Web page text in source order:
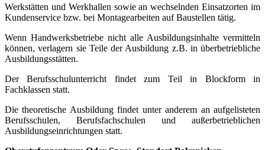
Werkstätten und Werkhallen sowie an wechselnden Einsatzorten im
Kundenservice bzw. bei Montagearbeiten auf Baustellen tätig.
Wenn Handwerksbetriebe nicht alle Ausbildungsinhalte vermitteln
können, verlagern sie Teile der Ausbildung z.B. in überbetriebliche
Ausbildungsstätten.
Der Berufsschulunterricht findet zum Teil in Blockform in
Fachklassen statt.
Die theoretische Ausbildung findet unter anderem an aufgelisteten
Berufsschulen, Berufsfachschulen und außerbetrieblichen
Ausbildungseinrichtungen statt.